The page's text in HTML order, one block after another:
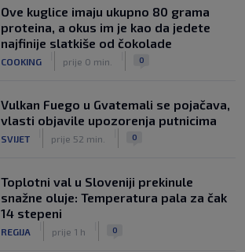
Predsjednik FIFA-e ne odustaje od
svojih planova: Otkriveno šta je
ponudio Marokancima za podršku
NOGOMET prije 2 h
Ove kuglice imaju ukupno 80 grama
proteina, a okus im je kao da jedete
najfinije slatkiše od čokolade
COOKING prije 0 min. 0
Vulkan Fuego u Gvatemali se pojačava,
vlasti objavile upozorenja putnicima
SVIJET prije 52 min. 0
Toplotni val u Sloveniji prekinule
snažne oluje: Temperatura pala za čak
14 stepeni
REGIJA prije 1 h 0